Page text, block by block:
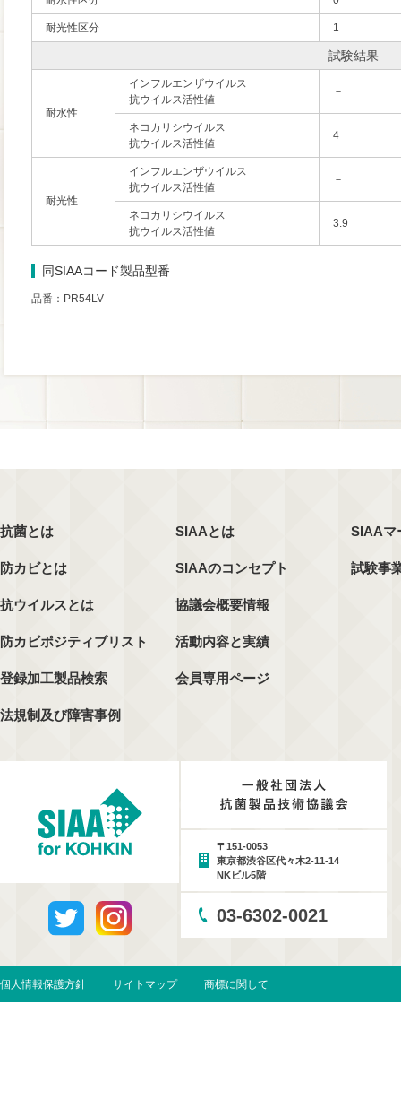
耐光性区分 1
試験結果
耐水性
インフルエンザウイルス
抗ウイルス活性値
－
ネコカリシウイルス
抗ウイルス活性値
4
耐光性
インフルエンザウイルス
抗ウイルス活性値
－
ネコカリシウイルス
抗ウイルス活性値
3.9
同SIAAコード製品型番
品番：PR54LV
抗菌とは
防カビとは
抗ウイルスとは
防カビポジティブリスト
登録加工製品検索
法規制及び障害事例
SIAAとは
SIAAのコンセプト
協議会概要情報
活動内容と実績
会員専用ページ
SIAAマ
試験事
〒151-0053
東京都渋谷区代々木2-11-14
NKビル5階
03-6302-0021
個人情報保護方針 サイトマップ 商標に関して